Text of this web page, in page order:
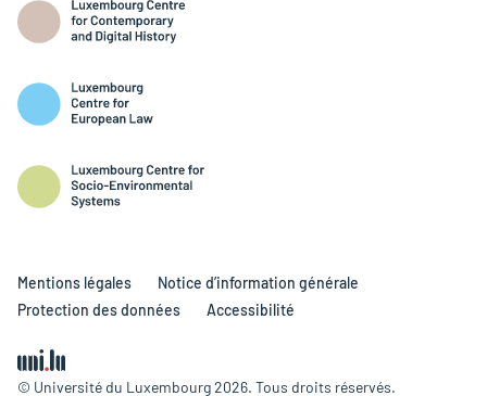
© Université du Luxembourg 2026. Tous droits réservés.
Mentions légales
Notice d’information générale
Protection des données
Accessibilité